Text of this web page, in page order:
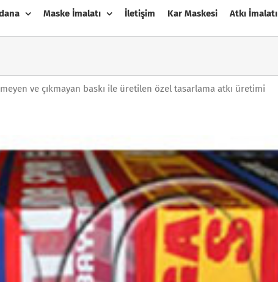
Maske İmalatı İletişim Kar Maskesi Atkı İmalatı
ve çıkmayan baskı ile üretilen özel tasarlama atkı üretimi